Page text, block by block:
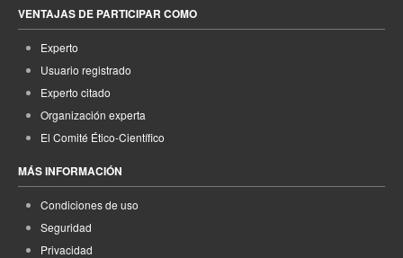
VENTAJAS DE PARTICIPAR COMO
Experto
Usuario registrado
Experto citado
Organización experta
El Comité Ético-Científico
MÁS INFORMACIÓN
Condiciones de uso
Seguridad
Privacidad